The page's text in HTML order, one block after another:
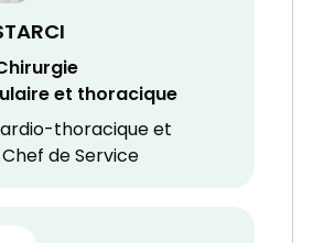
et thoracique
thoracique et
de Service